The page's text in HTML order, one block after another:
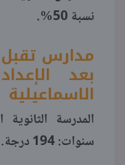
نسبة 50%.
الاسماعيلية
سنوات: 194 درجة.